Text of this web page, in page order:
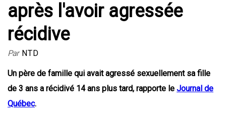
après l'avoir agressée
récidive
Par NTD
Un père de famille qui avait agressé sexuellement sa fille
de 3 ans a récidivé 14 ans plus tard, rapporte le Journal de
Québec.